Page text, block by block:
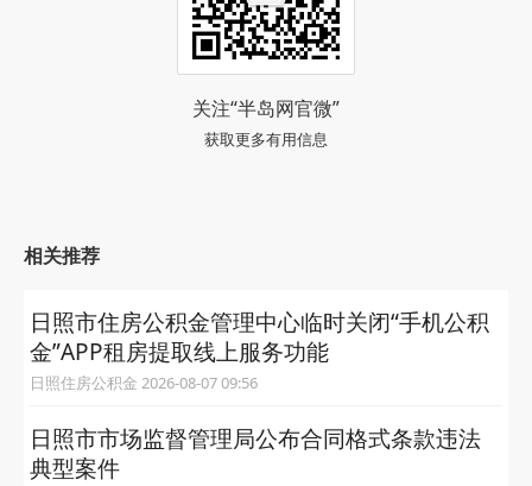
关注“半岛网官微”
获取更多有用信息
相关推荐
日照市住房公积金管理中心临时关闭“手机公积
金”APP租房提取线上服务功能
日照住房公积金 2026-08-07 09:56
日照市市场监督管理局公布合同格式条款违法
典型案件